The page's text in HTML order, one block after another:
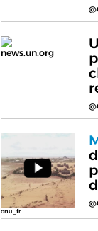
news.un.org
onu_fr